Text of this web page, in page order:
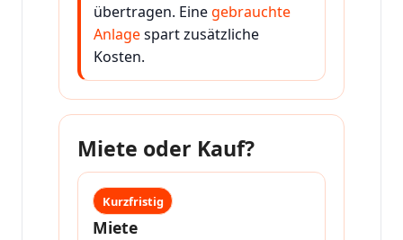
übertragen. Einegebrauchte
Anlagespart zusätzliche
Kosten.
Miete oder Kauf?
Kurzfristig
Miete